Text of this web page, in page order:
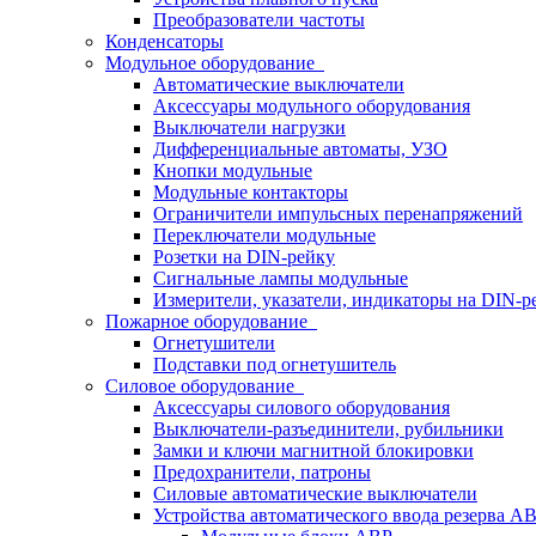
Преобразователи частоты
Конденсаторы
Модульное оборудование
Автоматические выключатели
Аксессуары модульного оборудования
Выключатели нагрузки
Дифференциальные автоматы, УЗО
Кнопки модульные
Модульные контакторы
Ограничители импульсных перенапряжений
Переключатели модульные
Розетки на DIN-рейку
Сигнальные лампы модульные
Измерители, указатели, индикаторы на DIN-
Пожарное оборудование
Огнетушители
Подставки под огнетушитель
Силовое оборудование
Аксессуары силового оборудования
Выключатели-разъединители, рубильники
Замки и ключи магнитной блокировки
Предохранители, патроны
Силовые автоматические выключатели
Устройства автоматического ввода резерва